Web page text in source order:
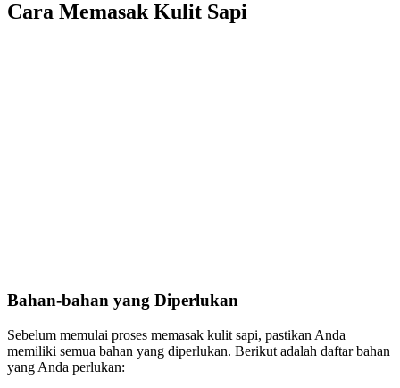
Cara Memasak Kulit Sapi
Bahan-bahan yang Diperlukan
Sebelum memulai proses memasak kulit sapi, pastikan Anda
memiliki semua bahan yang diperlukan. Berikut adalah daftar bahan
yang Anda perlukan: